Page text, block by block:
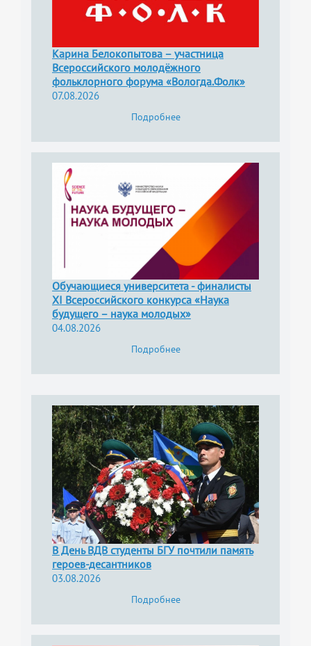
Карина Белокопытова – участница
Всероссийского молодёжного
фольклорного форума «Вологда.Фолк»
07.08.2026
Подробнее
Обучающиеся университета - финалисты
XI Всероссийского конкурса «Наука
будущего – наука молодых»
04.08.2026
Подробнее
В День ВДВ студенты БГУ почтили память
героев-десантников
03.08.2026
Подробнее